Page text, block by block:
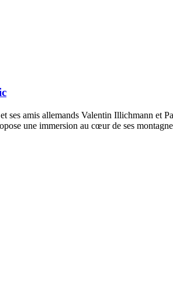
amis allemands Valentin Illichmann et
une immersion au cœur de ses